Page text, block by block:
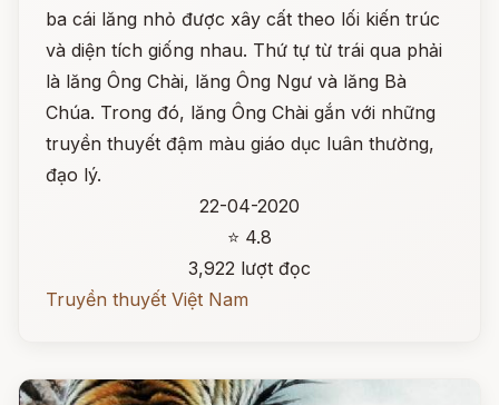
ba cái lăng nhỏ được xây cất theo lối kiến trúc
và diện tích giống nhau. Thứ tự từ trái qua phải
là lăng Ông Chài, lăng Ông Ngư và lăng Bà
Chúa. Trong đó, lăng Ông Chài gắn với những
truyền thuyết đậm màu giáo dục luân thường,
đạo lý.
22-04-2020
⭐ 4.8
3,922 lượt đọc
Truyền thuyết Việt Nam